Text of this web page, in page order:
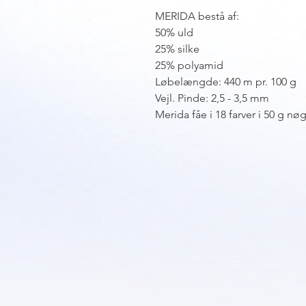
MERIDA bestå af:
50% uld
25% silke
25% polyamid
Løbelængde: 440 m pr. 100 g
Vejl. Pinde: 2,5 - 3,5 mm
Merida fåe i 18 farver i 50 g